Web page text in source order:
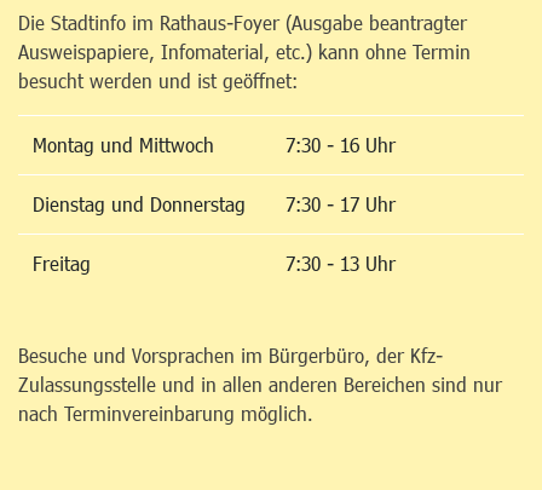
Die Stadtinfo im Rathaus-Foyer (Ausgabe beantragter
Ausweispapiere, Infomaterial, etc.) kann ohne Termin
besucht werden und ist geöffnet:
Montag und Mittwoch 7:30 - 16 Uhr
Dienstag und Donnerstag 7:30 - 17 Uhr
Freitag 7:30 - 13 Uhr
Besuche und Vorsprachen im Bürgerbüro, der Kfz-
Zulassungsstelle und in allen anderen Bereichen sind nur
nach Terminvereinbarung möglich.